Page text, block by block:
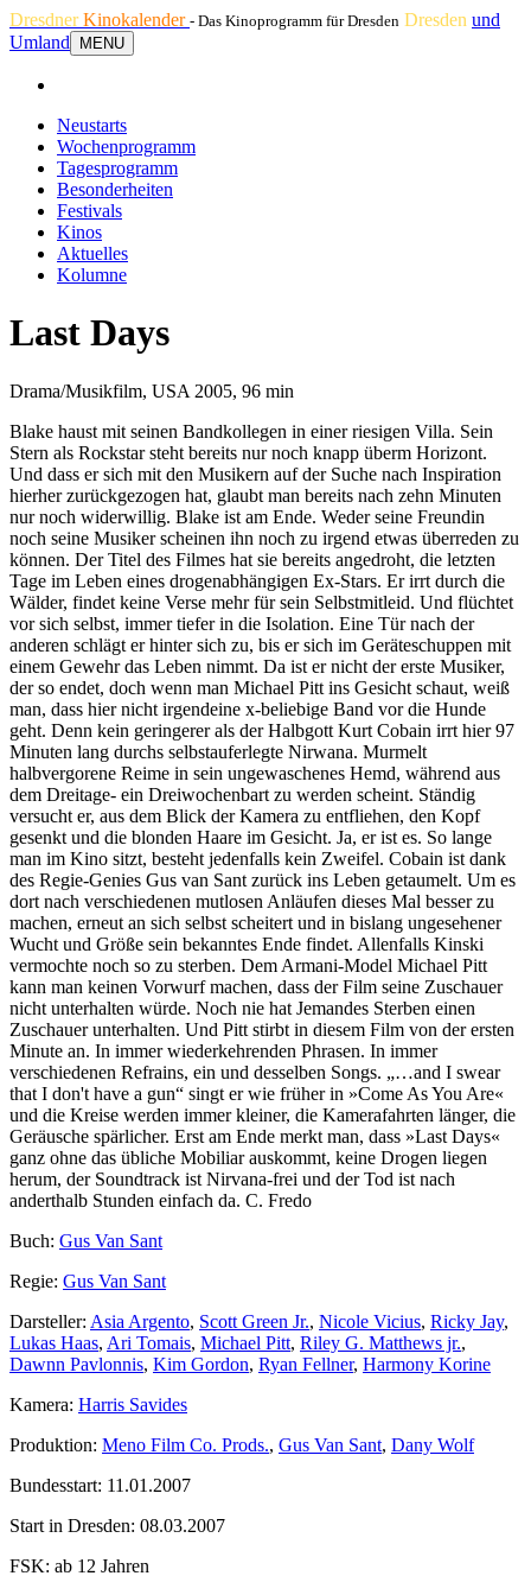
DresdnerKinokalender - Das Kinoprogramm für Dresden Dresden und
Umland
MENU
Neustarts
Wochenprogramm
Tagesprogramm
Besonderheiten
Festivals
Kinos
Aktuelles
Kolumne
Last Days
Drama/Musikfilm, USA 2005, 96 min
Blake haust mit seinen Bandkollegen in einer riesigen Villa. Sein
Stern als Rockstar steht bereits nur noch knapp überm Horizont.
Und dass er sich mit den Musikern auf der Suche nach Inspiration
hierher zurückgezogen hat, glaubt man bereits nach zehn Minuten
nur noch widerwillig. Blake ist am Ende. Weder seine Freundin
noch seine Musiker scheinen ihn noch zu irgend etwas überreden zu
können. Der Titel des Filmes hat sie bereits angedroht, die letzten
Tage im Leben eines drogenabhängigen Ex-Stars. Er irrt durch die
Wälder, findet keine Verse mehr für sein Selbstmitleid. Und flüchtet
vor sich selbst, immer tiefer in die Isolation. Eine Tür nach der
anderen schlägt er hinter sich zu, bis er sich im Geräteschuppen mit
einem Gewehr das Leben nimmt. Da ist er nicht der erste Musiker,
der so endet, doch wenn man Michael Pitt ins Gesicht schaut, weiß
man, dass hier nicht irgendeine x-beliebige Band vor die Hunde
geht. Denn kein geringerer als der Halbgott Kurt Cobain irrt hier 97
Minuten lang durchs selbstauferlegte Nirwana. Murmelt
halbvergorene Reime in sein ungewaschenes Hemd, während aus
dem Dreitage- ein Dreiwochenbart zu werden scheint. Ständig
versucht er, aus dem Blick der Kamera zu entfliehen, den Kopf
gesenkt und die blonden Haare im Gesicht. Ja, er ist es. So lange
man im Kino sitzt, besteht jedenfalls kein Zweifel. Cobain ist dank
des Regie-Genies Gus van Sant zurück ins Leben getaumelt. Um es
dort nach verschiedenen mutlosen Anläufen dieses Mal besser zu
machen, erneut an sich selbst scheitert und in bislang ungesehener
Wucht und Größe sein bekanntes Ende findet. Allenfalls Kinski
vermochte noch so zu sterben. Dem Armani-Model Michael Pitt
kann man keinen Vorwurf machen, dass der Film seine Zuschauer
nicht unterhalten würde. Noch nie hat Jemandes Sterben einen
Zuschauer unterhalten. Und Pitt stirbt in diesem Film von der ersten
Minute an. In immer wiederkehrenden Phrasen. In immer
verschiedenen Refrains, ein und desselben Songs. „…and I swear
that I don't have a gun“ singt er wie früher in »Come As You Are«
und die Kreise werden immer kleiner, die Kamerafahrten länger, die
Geräusche spärlicher. Erst am Ende merkt man, dass »Last Days«
ganz ohne das übliche Mobiliar auskommt, keine Drogen liegen
herum, der Soundtrack ist Nirvana-frei und der Tod ist nach
anderthalb Stunden einfach da. C. Fredo
Buch: Gus Van Sant
Regie: Gus Van Sant
Darsteller: Asia Argento, Scott Green Jr., Nicole Vicius, Ricky Jay,
Lukas Haas, Ari Tomais, Michael Pitt, Riley G. Matthews jr.,
Dawnn Pavlonnis, Kim Gordon, Ryan Fellner, Harmony Korine
Kamera: Harris Savides
Produktion: Meno Film Co. Prods., Gus Van Sant, Dany Wolf
Bundesstart: 11.01.2007
Start in Dresden: 08.03.2007
FSK: ab 12 Jahren